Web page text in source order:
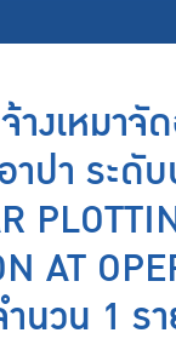
างเหมาจั
าปา ระดั
AT
นวน 1 ร